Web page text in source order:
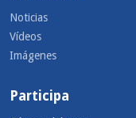
Noticias
Vídeos
Imágenes
Participa